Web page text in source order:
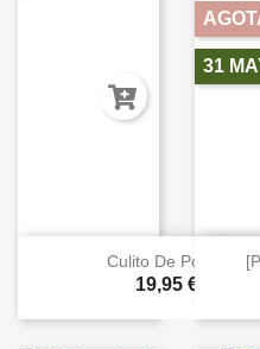
Culito De Pollito
19,95 €
31